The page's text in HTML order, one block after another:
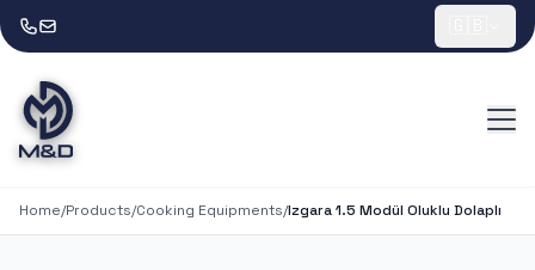
Home/Products/Cooking Equipments/Izgara 1.5 Modül Oluklu Dolaplı